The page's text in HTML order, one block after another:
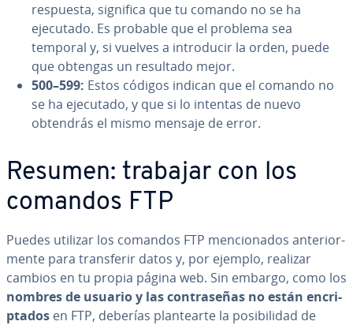
respuesta, significa que tu comando no se ha
ejecutado. Es probable que el problema sea
temporal y, si vuelves a in­tro­du­cir la orden, puede
que obtengas un resultado mejor.
500–599: Estos códigos indican que el comando no
se ha ejecutado, y que si lo intentas de nuevo
obtendrás el mismo mensaje de error.
Resumen: trabajar con los
comandos FTP
Puedes utilizar los comandos FTP me­n­cio­na­dos an­te­rio­r­
me­n­te para tra­n­s­fe­rir datos y, por ejemplo, realizar
cambios en tu propia página web. Sin embargo, como los
nombres de usuario y las co­n­tra­se­ñas no están en­cri­
p­ta­dos en FTP, deberías pla­n­tear­te la po­si­bi­li­dad de